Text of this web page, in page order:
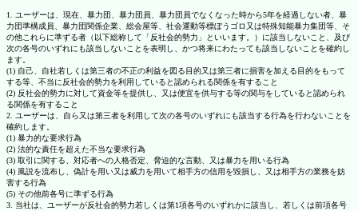
1. ユーザーは、現在、暴力団、暴力団員、暴力団員でなくなった時から5年を経過しない者、暴
力団準構成員、暴力団関係企業、総会屋等、社会運動等標ぼうゴロ又は特殊知能暴力集団等、そ
の他これらに準ずる者（以下総称して「反社会的勢力」といいます。）に該当しないこと、及び
次の各号のいずれにも該当しないことを表明し、かつ将来にわたっても該当しないことを確約し
ます。
(1) 自己、自社若しくは第三者の不正の利益を図る目的又は第三者に損害を加える目的をもって
する等、不当に反社会的勢力を利用していると認められる関係を有すること
(2) 反社会的勢力に対して資金等を提供し、又は便宜を供与する等の関与をしていると認められ
る関係を有すること
2. ユーザーは、自ら又は第三者を利用して次の各号のいずれにも該当する行為を行わないことを
確約します。
(1) 暴力的な要求行為
(2) 法的な責任を超えた不当な要求行為
(3) 取引に関する、対応者への人格否定、脅迫的な言動、又は暴力を用いる行為
(4) 風説を流布し、偽計を用い又は威力を用いて相手方の信用を毀損し、又は相手方の業務を妨
害する行為
(5) その他前各号に準ずる行為
3. 当社は、ユーザーが反社会的勢力若しくは第1項各号のいずれかに該当し、若しくは前項各号